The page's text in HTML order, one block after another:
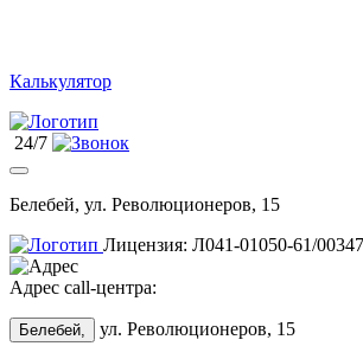
Калькулятор
24/7
Белебей, ул. Революционеров, 15
Лицензия: Л041-01050-61/
Адрес call-центра:
Белебей, ул. Революционеров, 15